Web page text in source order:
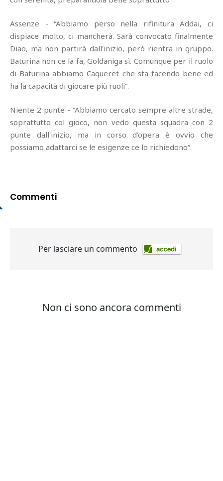
Assenze - “Abbiamo perso nella rifinitura Addai, ci
dispiace molto, ci mancherà. Sarà convocato finalmente
Diao, ma non partirà dall'inizio, però rientra in gruppo.
Baturina non ce la fa, Goldaniga sì. Comunque per il ruolo
di Baturina abbiamo Caqueret che sta facendo bene ed
ha la capacità di giocare più ruoli”.
Niente 2 punte - “Abbiamo cercato sempre altre strade,
soprattutto col gioco, non vedo questa squadra con 2
punte dall'inizio, ma in corso d'opera è ovvio che
possiamo adattarci se le esigenze ce lo richiedono”.
Commenti